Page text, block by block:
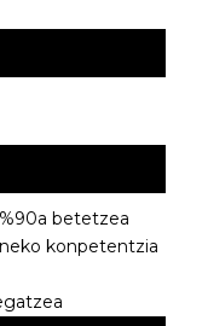
betetzea
konpetentzia